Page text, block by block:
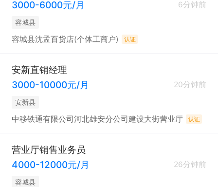
3000-6000元/月 6分钟前
容城县
容城县沈孟百货店(个体工商户) 认证
安新直销经理
3000-10000元/月
20分钟前
安新县
中移铁通有限公司河北雄安分公司建设大街营业厅 认证
营业厅销售业务员
4000-12000元/月
26分钟前
容城县